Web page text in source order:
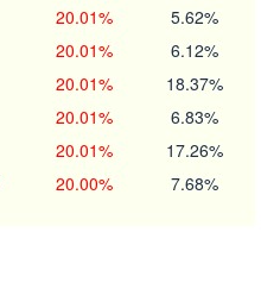
20.01% 5.62%
20.01% 6.12%
20.01% 18.37%
20.01% 6.83%
20.01% 17.26%
20.00% 7.68%